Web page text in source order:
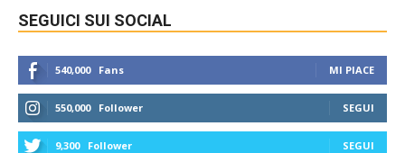
SEGUICI SUI SOCIAL
540,000 Fans MI PIACE
550,000 Follower SEGUI
9,300 Follower SEGUI